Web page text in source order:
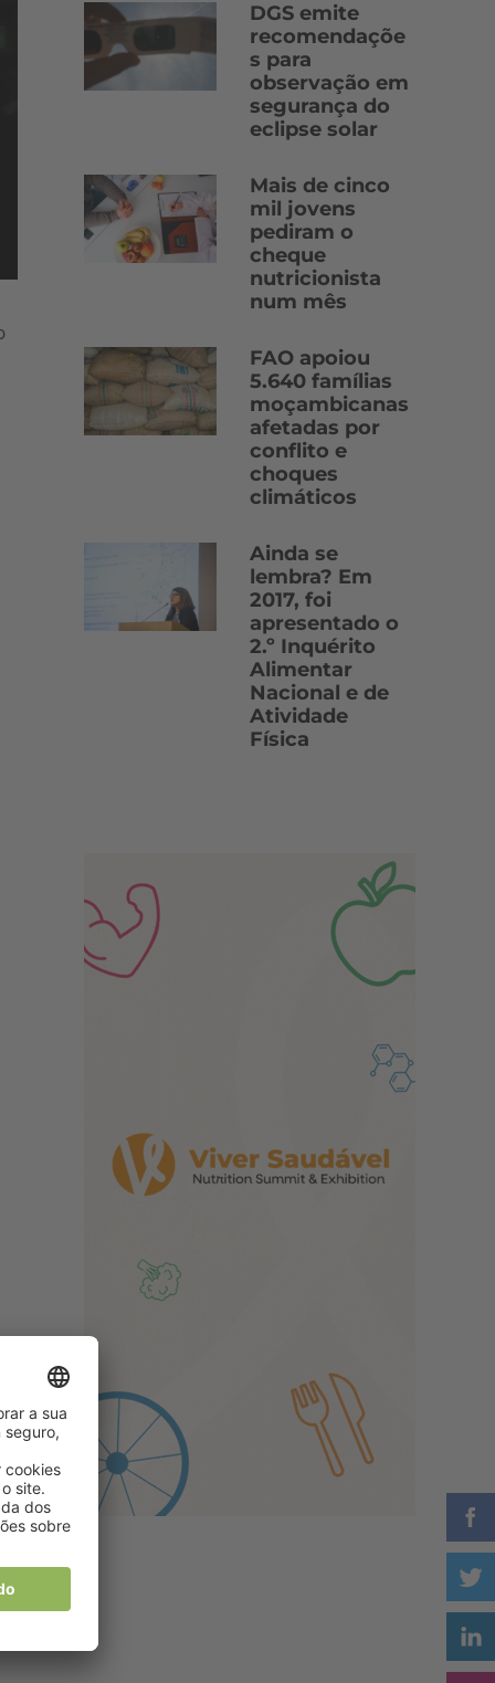
DGS emite
recomendaçõe
s para
observação em
segurança do
eclipse solar
Mais de cinco
mil jovens
pediram o
cheque
nutricionista
num mês
FAO apoiou
5.640 famílias
moçambicanas
afetadas por
conflito e
choques
climáticos
Ainda se
lembra? Em
2017, foi
apresentado o
2.º Inquérito
Alimentar
Nacional e de
Atividade
Física